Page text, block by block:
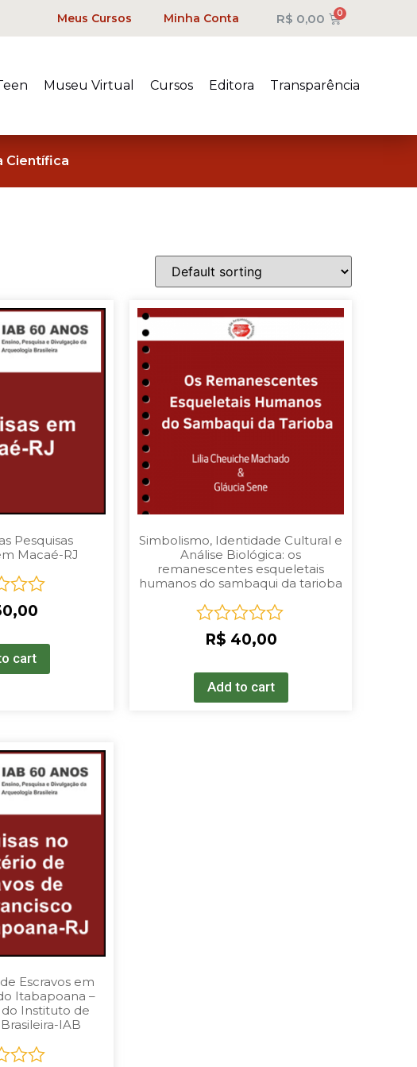
Meus Cursos Minha Conta R$ 0,00
Museu Virtual Cursos Editora Transparência
Científica
Pesquisas
Macaé-RJ
cart
Simbolismo, Identidade Cultural e
Análise Biológica: os
remanescentes esqueletais
humanos do sambaqui da tarioba
Rated
of
5
R$ 40,00
Add to cart
Escravos em
Itabapoana –
Instituto de
IAB